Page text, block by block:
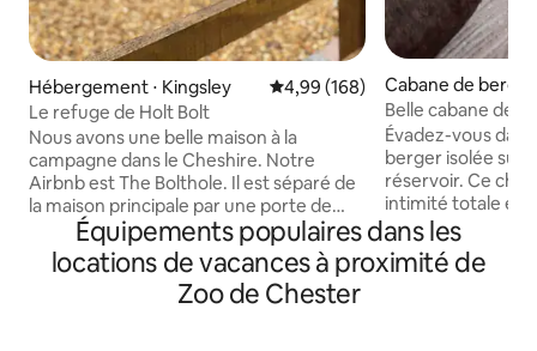
Hébergement ⋅ Kingsley Évaluation moyenne sur la
4,99 (168)
Le refuge de Holt Bolt
Nous avons une belle maison à la
campagne dans le Cheshire. Notre
Airbnb est The Bolthole. Il est séparé de
la maison principale par une porte de
verrouillage interne. Pour vous, il y a une
porte d'entrée avec coffre à clés, un
salon, des canapés confortables, une
télévision, un poêle à bois, 2 chambres
Cabane de berger
n
Belle cabane de
sur le lac
Évadez-vous
berger isolée
réservoir. Ce
intimité totale et
l'eau. Détendez-
bain nordique
parfait pour
Équipements populaires dans les
locations de vacances à proximité de
Zoo de Chester